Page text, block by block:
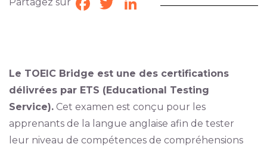
Facebook
TwitterLinkedIn
Le TOEIC Bridge est une des certifications
délivrées par ETS (Educational Testing
Service).Cet examen est conçu pour les
apprenants de la langue anglaise afin de tester
leur niveau de compétences de compréhensions